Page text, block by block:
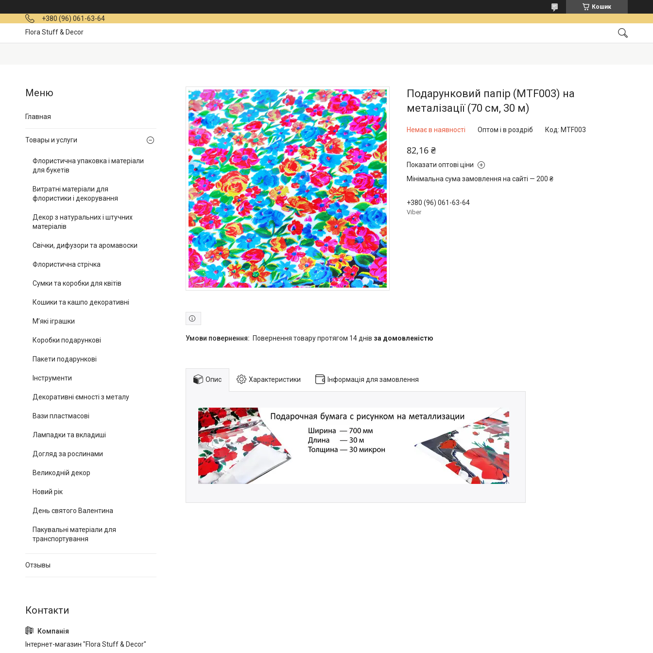
Кошик
+380 (96) 061-63-64
Flora Stuff & Decor
Подарунковий папір (MTF003) на
металізації (70 см, 30 м)
Немає в наявності Оптом і в роздріб Код: MTF003
82,16 ₴
Показати оптові ціни
Мінімальна сума замовлення на сайті — 200 ₴
+380 (96) 061-63-64
Viber
повернення товару протягом 14 днів за домовленістю
Опис Характеристики Інформація для замовлення
Главная
Товары и услуги
Флористична упаковка і матеріали
для букетів
Витратні матеріали для
флористики і декорування
Декор з натуральних і штучних
матеріалів
Свічки, дифузори та аромавоски
Флористична стрічка
Сумки та коробки для квітів
Кошики та кашпо декоративні
М’які іграшки
Коробки подарункові
Пакети подарункові
Інструменти
Декоративні ємності з металу
Вази пластмасові
Лампадки та вкладиші
Догляд за рослинами
Великодній декор
Новий рік
День святого Валентина
Пакувальні матеріали для
транспортування
Отзывы
Інтернет-магазин "Flora Stuff & Decor"